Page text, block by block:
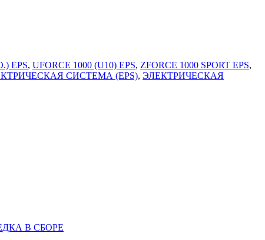
EPS, UFORCE 1000 (U10) EPS, ZFORCE 1000 SPORT EPS,
СИСТЕМА (EPS), ЭЛЕКТРИЧЕСКАЯ
В СБОРЕ